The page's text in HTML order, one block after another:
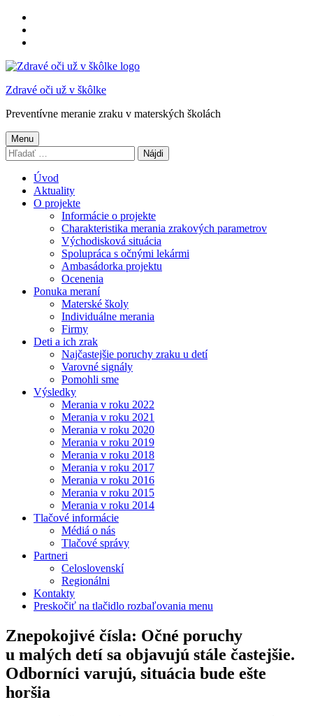
obsah
pätičku
Zdravé oči už v škôlke
Preventívne meranie zraku v materských školách
Menu
Hľadať:
Úvod
Aktuality
O projekte
Informácie o projekte
Charakteristika merania zrakových parametrov
Východisková situácia
Spolupráca s očnými lekármi
Ambasádorka projektu
Ocenenia
Ponuka meraní
Materské školy
Individuálne merania
Firmy
Deti a ich zrak
Najčastejšie poruchy zraku u detí
Varovné signály
Pomohli sme
Výsledky
Merania v roku 2022
Merania v roku 2021
Merania v roku 2020
Merania v roku 2019
Merania v roku 2018
Merania v roku 2017
Merania v roku 2016
Merania v roku 2015
Merania v roku 2014
Tlačové informácie
Médiá o nás
Tlačové správy
Partneri
Celoslovenskí
Regionálni
Kontakty
Preskočiť na tlačidlo rozbaľovania menu
Znepokojivé čísla: Očné poruchy
u malých detí sa objavujú stále častejšie.
Odborníci varujú, situácia bude ešte
horšia